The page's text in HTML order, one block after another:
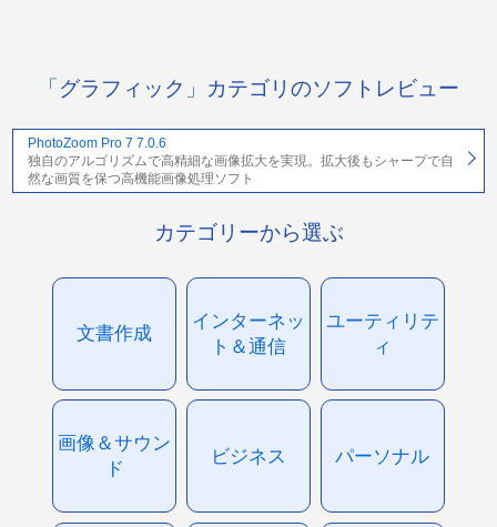
「グラフィック」カテゴリのソフトレビュー
PhotoZoom Pro 7 7.0.6
独自のアルゴリズムで高精細な画像拡大を実現。拡大後もシャープで自
然な画質を保つ高機能画像処理ソフト
カテゴリーから選ぶ
文書作成
インターネッ
ト＆通信
ユーティリテ
ィ
画像＆サウン
ド
ビジネス パーソナル